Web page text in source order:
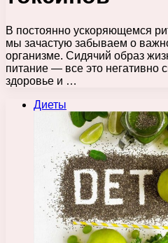
В постоянно ускоряющемся
мы зачастую забываем о
организме. Сидячий образ
питание — все это негативно
здоровье и …
Диеты